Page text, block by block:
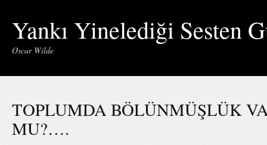
Yankı Yinelediği Sesten
Oscar Wilde
TOPLUMDA BÖLÜNMÜŞLÜK
MU?….